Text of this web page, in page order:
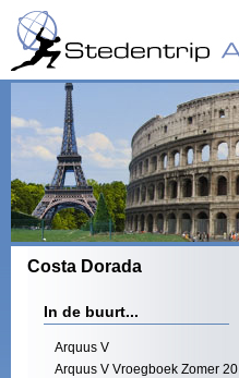
Costa Dorada
In de buurt...
Arquus V
Arquus V Vroegboek Zomer 20